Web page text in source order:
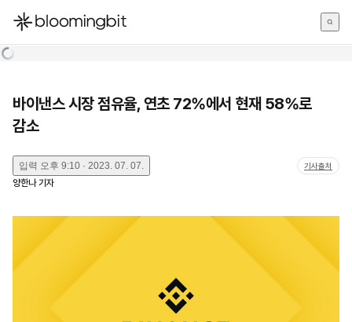
한국어
바이낸스 시장 점유율, 연초 72%에서 현재 58%로
감소
입력 오후 9:10 · 2023. 07. 07. 기사출처
양한나 기자